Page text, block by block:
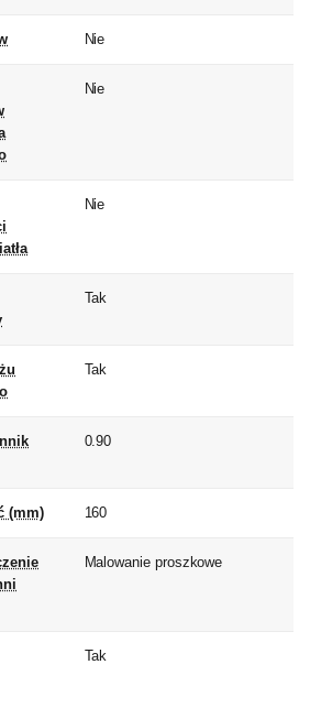
Nie
Nie
Nie
Tak
Tak
0.90
(mm) 160
Malowanie proszkowe
Tak